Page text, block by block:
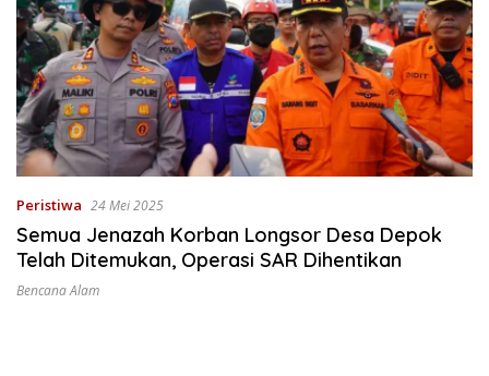
Peristiwa 24 Mei 2025
Semua Jenazah Korban Longsor Desa Depok
Telah Ditemukan, Operasi SAR Dihentikan
Bencana Alam